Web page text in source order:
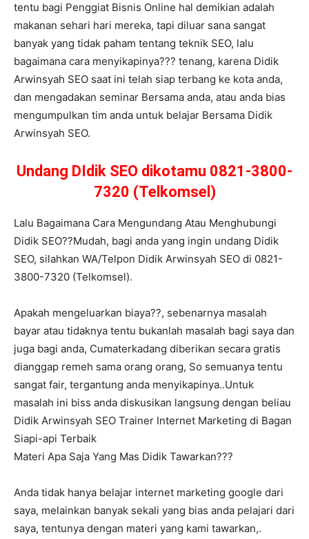
tentu bagi Penggiat Bisnis Online hal demikian adalah
makanan sehari hari mereka, tapi diluar sana sangat
banyak yang tidak paham tentang teknik SEO, lalu
bagaimana cara menyikapinya??? tenang, karena Didik
Arwinsyah SEO saat ini telah siap terbang ke kota anda,
dan mengadakan seminar Bersama anda, atau anda bias
mengumpulkan tim anda untuk belajar Bersama Didik
Arwinsyah SEO.
Undang DIdik SEO dikotamu 0821-3800-
7320 (Telkomsel)
Lalu Bagaimana Cara Mengundang Atau Menghubungi
Didik SEO??Mudah, bagi anda yang ingin undang Didik
SEO, silahkan WA/Telpon Didik Arwinsyah SEO di 0821-
3800-7320 (Telkomsel).
Apakah mengeluarkan biaya??, sebenarnya masalah
bayar atau tidaknya tentu bukanlah masalah bagi saya dan
juga bagi anda, Cumaterkadang diberikan secara gratis
dianggap remeh sama orang orang, So semuanya tentu
sangat fair, tergantung anda menyikapinya..Untuk
masalah ini biss anda diskusikan langsung dengan beliau
Didik Arwinsyah SEO Trainer Internet Marketing di Bagan
Siapi-api Terbaik
Materi Apa Saja Yang Mas Didik Tawarkan???
Anda tidak hanya belajar internet marketing google dari
saya, melainkan banyak sekali yang bias anda pelajari dari
saya, tentunya dengan materi yang kami tawarkan,.